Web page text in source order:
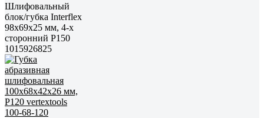
Шлифовальный
блок/губка Interflex
98х69х25 мм, 4-х
сторонний Р150
1015926825